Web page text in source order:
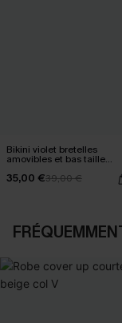
Bikini violet bretelles
amovibles et bas taille
35,00 €39,00 €